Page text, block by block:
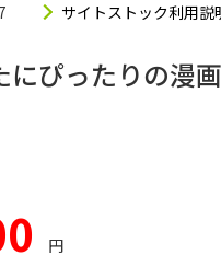
サイトストック利用説
にぴったりの漫
円